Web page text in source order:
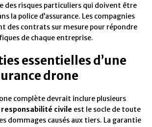
des risques particuliers qui doivent être
la police d’assurance. Les compagnies
des contrats sur mesure pour répondre
de chaque entreprise.
essentielles d’une
drone
complète devrait inclure plusieurs
responsabilité civile est le socle de toute
dommages causés aux tiers. La garantie